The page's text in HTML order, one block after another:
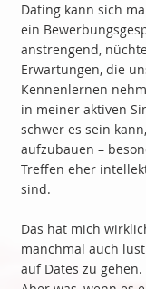
Dating kann sich
ein
anstrengend,
Erwartungen, die
Kennenlernen
in meiner aktiven
schwer es sein
aufzubauen –
Treffen eher
sind.
Das hat mich
manchmal auch
auf Dates zu gehen.